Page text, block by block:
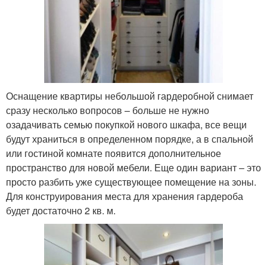
Оснащение квартиры небольшой гардеробной снимает
сразу несколько вопросов – больше не нужно
озадачивать семью покупкой нового шкафа, все вещи
будут храниться в определенном порядке, а в спальной
или гостиной комнате появится дополнительное
пространство для новой мебели. Еще один вариант – это
просто разбить уже существующее помещение на зоны.
Для конструирования места для хранения гардероба
будет достаточно 2 кв. м.